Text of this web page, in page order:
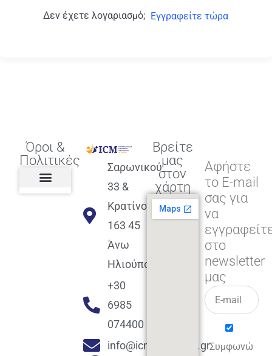
Δεν έχετε λογαριασμό; Εγγραφείτε τώρα
Όροι &
Πολιτικές
Σαρωνικού
33 &
Κρατίνου
163 45
Άνω
Ηλιούπολη
+30
6985
074400
info@icmacademy.gr
Βρείτε
μας
στον
χάρτη
Αφήστε
το E-mail
σας για
να
στο
newsletter
μας
Συμφωνώ